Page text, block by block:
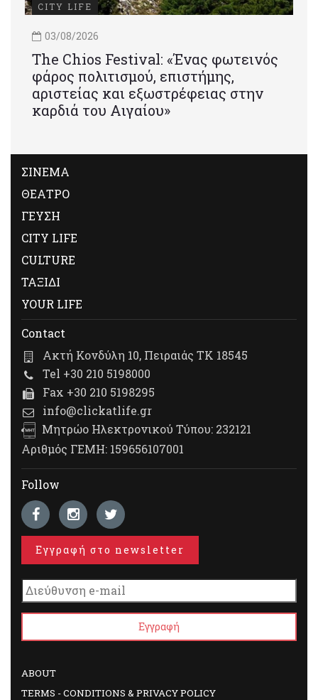
CITY LIFE
03/08/2026
Τhe Chios Festival: «Ένας φωτεινός
φάρος πολιτισμού, επιστήμης,
αριστείας και εξωστρέφειας στην
καρδιά του Αιγαίου»
ΣΙΝΕΜΑ
ΘΕΑΤΡΟ
ΓΕΥΣΗ
CITY LIFE
CULTURE
ΤΑΞΙΔΙ
YOUR LIFE
Contact
Ακτή Κονδύλη 10, Πειραιάς ΤΚ 18545
Tel +30 210 5198000
Fax +30 210 5198295
info@clickatlife.gr
Μητρώο Ηλεκτρονικού Τύπου: 232121
Αριθμός ΓΕΜΗ: 159656107001
Follow
Εγγραφή στο newsletter
ABOUT
TERMS - CONDITIONS & PRIVACY POLICY